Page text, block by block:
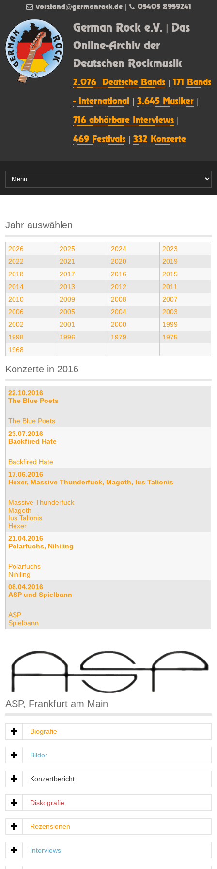
German Rock e.V. | Das
Online-Archiv der
Deutschen Rockmusik
2.076 Deutsche Bands |171 Bands
- International |3.645 Musiker
716 abhörbare Interviews
469 Festivals |332 Konzerte
vorstand@germanrock.de| 05405 8959241
Jahr auswählen
2026 2025 2024
2023
2022
2021 2020
2019
2018
2017 2016
2015
2014
2013 2012
2011
2010
2009 2008
2007
2006
2005 2004
2003
2002
2001 2000
1999
1998
1996 1979
1975
1968
Konzerte in 2016
22.10.2016
The Blue Poets
The Blue Poets
23.07.2016
Backfired Hate
Backfired Hate
17.06.2016
Hexer, Massive Thunderfuck, Magoth, Ius Talionis
Massive Thunderfuck
Magoth
Ius Talionis
Hexer
21.04.2016
Polarfuchs, Nihiling
Polarfuchs
Nihiling
08.04.2016
ASP und Spielbann
ASP
Spielbann
ASP, Frankfurt am Main
Biografie
Bilder
Konzertbericht
Diskografie
Rezensionen
Interviews